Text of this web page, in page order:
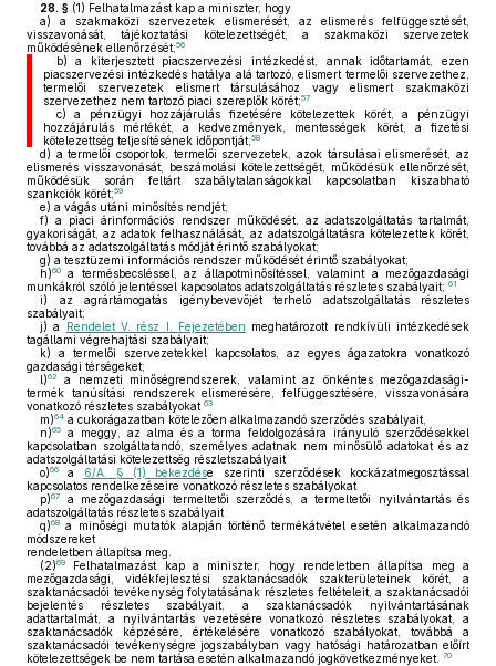
28. § (1) Felhatalmazást kap a miniszter, hogy
a) a szakmaközi szervezetek elismerését, az elismerés felfüggesztését,
visszavonását, tájékoztatási kötelezettségét, a szakmaközi szervezetek
működésének ellenőrzését;56
b) a kiterjesztett piacszervezési intézkedést, annak időtartamát, ezen
piacszervezési intézkedés hatálya alá tartozó, elismert termelői szervezethez,
termelői szervezetek elismert társulásához vagy elismert szakmaközi
szervezethez nem tartozó piaci szereplők körét;57
c) a pénzügyi hozzájárulás fizetésére kötelezettek körét, a pénzügyi
hozzájárulás mértékét, a kedvezmények, mentességek körét, a fizetési
kötelezettség teljesítésének időpontját;58
d) a termelői csoportok, termelői szervezetek, azok társulásai elismerését, az
elismerés visszavonását, beszámolási kötelezettségét, működésük ellenőrzését,
működésük során feltárt szabálytalanságokkal kapcsolatban kiszabható
szankciók körét;59
e) a vágás utáni minősítés rendjét;
f) a piaci árinformációs rendszer működését, az adatszolgáltatás tartalmát,
gyakoriságát, az adatok felhasználását, az adatszolgáltatásra kötelezettek körét,
továbbá az adatszolgáltatás módját érintő szabályokat;
g) a tesztüzemi információs rendszer működését érintő szabályokat;
h)60
a termésbecsléssel, az állapotminősítéssel, valamint a mezőgazdasági
munkákról szóló jelentéssel kapcsolatos adatszolgáltatás részletes szabályait; 61
i) az agrártámogatás igénybevevőjét terhelő adatszolgáltatás részletes
szabályait;
j) a Rendelet V. rész I. Fejezetében meghatározott rendkívüli intézkedések
tagállami végrehajtási szabályait;
k) a termelői szervezetekkel kapcsolatos, az egyes ágazatokra vonatkozó
gazdasági térségeket;
l)62
a nemzeti minőségrendszerek, valamint az önkéntes mezőgazdasági-
termék tanúsítási rendszerek elismerésére, felfüggesztésére, visszavonására
vonatkozó részletes szabályokat 63
m)64 a cukorágazatban kötelezően alkalmazandó szerződés szabályait,
n)65
a meggy, az alma és a torma feldolgozására irányuló szerződésekkel
kapcsolatban szolgáltatandó, személyes adatnak nem minősülő adatokat és az
adatszolgáltatási kötelezettség részletszabályait
o)66 a 6/A. § (1) bekezdése szerinti szerződések kockázatmegosztással
kapcsolatos rendelkezéseire vonatkozó részletes szabályokat
p)67
a mezőgazdasági termeltetői szerződés, a termeltetői nyilvántartás és
adatszolgáltatás részletes szabályait
q)68 a minőségi mutatók alapján történő termékátvétel esetén alkalmazandó
módszereket
rendeletben állapítsa meg.
(2)69
Felhatalmazást kap a miniszter, hogy rendeletben állapítsa meg a
mezőgazdasági, vidékfejlesztési szaktanácsadók szakterületeinek körét, a
szaktanácsadói tevékenység folytatásának részletes feltételeit, a szaktanácsadói
bejelentés részletes szabályait, a szaktanácsadók nyilvántartásának
adattartalmát, a nyilvántartás vezetésére vonatkozó részletes szabályokat, a
szaktanácsadók képzésére, értékelésére vonatkozó szabályokat, továbbá a
szaktanácsadói tevékenységre jogszabályban vagy hatósági határozatban előírt
kötelezettségek be nem tartása esetén alkalmazandó jogkövetkezményeket.
70